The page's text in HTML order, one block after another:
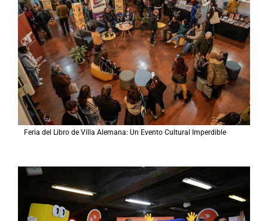
Feria del Libro de Villa Alemana: Un Evento Cultural Imperdible